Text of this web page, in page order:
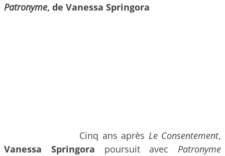
Patronyme, de Vanessa Springora
Cinq ans après Le Consentement,
Vanessa Springora poursuit avec Patronyme